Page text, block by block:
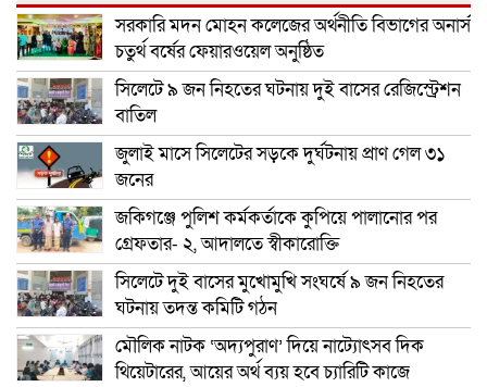
সরকারি মদন মোহন কলেজের অর্থনীতি বিভাগের অনার্স
চতুর্থ বর্ষের ফেয়ারওয়েল অনুষ্ঠিত
সিলেটে ৯ জন নিহতের ঘটনায় দুই বাসের রেজিস্ট্রেশন
বাতিল
জুলাই মাসে সিলেটের সড়কে দুর্ঘটনায় প্রাণ গেল ৩১
জনের
জকিগঞ্জে পুলিশ কর্মকর্তাকে কুপিয়ে পালানোর পর
গ্রেফতার- ২, আদালতে স্বীকারোক্তি
সিলেটে দুই বাসের মুখোমুখি সংঘর্ষে ৯ জন নিহতের
ঘটনায় তদন্ত কমিটি গঠন
মৌলিক নাটক ‘অদ্যপুরাণ’ দিয়ে নাট্যোৎসব দিক
থিয়েটারের, আয়ের অর্থ ব্যয় হবে চ্যারিটি কাজে